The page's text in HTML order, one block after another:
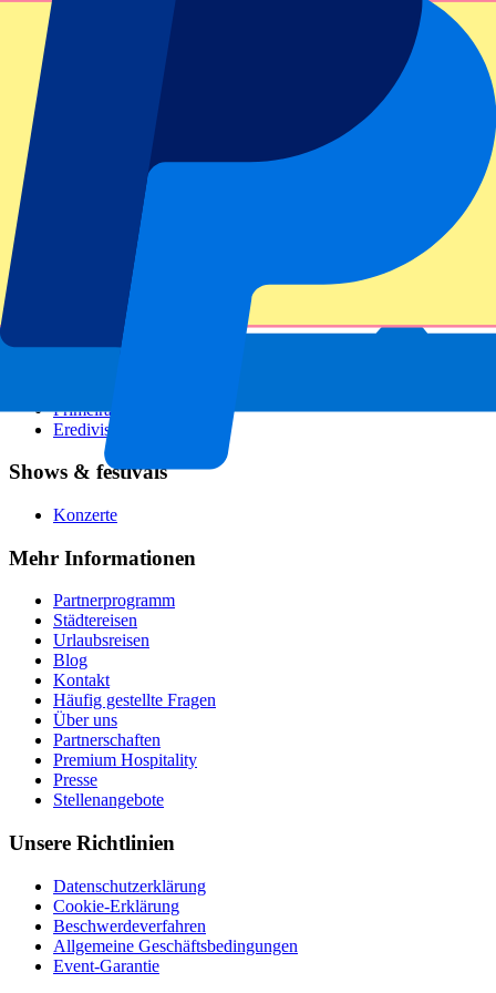
Alle Sportarten
Fußballligen
Champions League
Premier League
Serie A
Primeira Liga
Eredivisie
Shows & festivals
Konzerte
Mehr Informationen
Partnerprogramm
Städtereisen
Urlaubsreisen
Blog
Kontakt
Häufig gestellte Fragen
Über uns
Partnerschaften
Premium Hospitality
Presse
Stellenangebote
Unsere Richtlinien
Datenschutzerklärung
Cookie-Erklärung
Beschwerdeverfahren
Allgemeine Geschäftsbedingungen
Event-Garantie